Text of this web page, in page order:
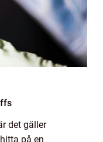
det gäller
på en